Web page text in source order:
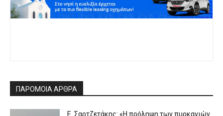
ΠΑΡΟΜΟΙΑ ΑΡΘΡΑ
Ε. Σαρτζετάκης: «Η πρόληψη των πυρκαγιών